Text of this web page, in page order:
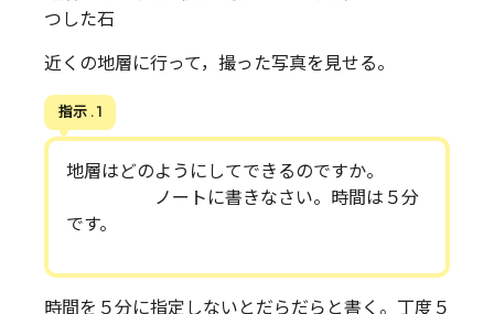
つした石
近くの地層に行って，撮った写真を見せる。
指示 . 1
地層はどのようにしてできるのですか。
ノートに書きなさい。時間は５分
です。
時間を５分に指定しないとだらだらと書く。丁度５